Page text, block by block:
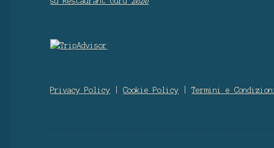
Privacy Policy |Cookie Policy |Termini e